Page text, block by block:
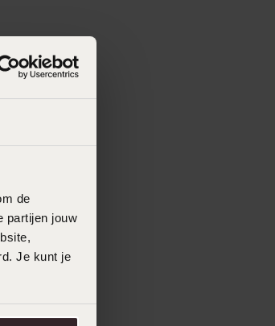
de
partijen jouw
Je kunt je